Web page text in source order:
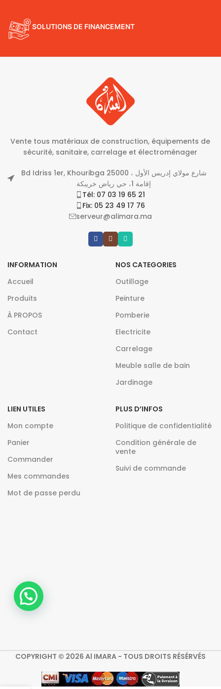
SOLUTIONS DE FINANCEMENT
Vente tous matériaux de construction, équipements de
sécurité, sanitaire, carrelage et électroménager
Bd Idriss 1er, Khouribga 25000 شارع مولاي إدريس الأول ،
إقامة 1، حي رياض خريبكة
Tél: 07 03 19 65 21
Fix: 05 23 49 17 76
serveur@alimara.ma
INFORMATION
Accueil
Produits
À PROPOS
Contact
NOS CATEGORIES
Outillage
Peinture
Pomberie
Electricite
Carrelage
Meuble salle de bain
Jardinage
LIEN UTILES
Mon compte
Panier
Commander
Mes commandes
Mot de passe perdu
PLUS D’INFOS
Politique de confidentialité
Condition générale de
vente
Suivi de commande
COPYRIGHT © 2026 Al IMARA - TOUS DROITS RÉSÉRVÉS